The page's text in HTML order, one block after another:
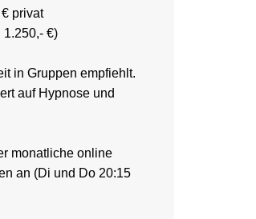
privat
1.250,- €)
in Gruppen empfiehlt.
auf Hypnose und
monatliche online
an (Di und Do 20:15